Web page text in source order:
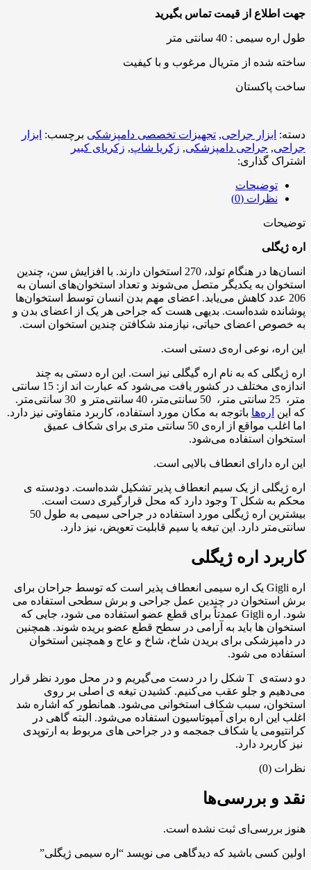
جهت اطلاع از قیمت تماس بگیرید
طول اره سیمی : 40 سانتی متر
ساخته شده از متریال مرغوب و با کیفیت
ساخت پاکستان
دسته: ابزار جراحی, تجهیزات تخصصی دامپزشکی برچسب: ابزار
جراحی, جراحی دامپزشکی, زکریا شاپ, زکریای کبیر
اشتراک گذاری:
توضیحات
نظرات (0)
توضیحات
اره ژیگلی
انسان‌ها در هنگام تولد، 270 استخوان دارند. با افزایش سن، چندین
استخوان به یکدیگر متصل می‌شوند و تعداد استخوان‌های انسان به
206 عدد کاهش می‌یابد. اعضای مهم بدن انسان توسط استخوان‌ها
پوشانده شده‌است. بدیهی هست که جراحی هر یک از اعضای بدن و
به خصوص اعضای حیاتی، نیازمند شکافتن چندین استخوان است.
این اره، نوعی اره‌ی دستی است.
اره ژیگلی که به نام اره گیگلی نیز است. این اره دستی به چند
اندازه‌ی مختلف در کشور یافت می‌شود که عبارت اند از: 15 سانتی
متر، 25 سانتی متر، 50 سانتی‌متر، 40 سانتی‌متر و 30 سانتی‌متر.
که این اره‌ها باتوجه به مکان مورد استفاده، کاربرد متفاوتی نیز دارد.
اما اغلب مواقع از اره‌ی 50 سانتی متری برای شکاف عمیق
استخوان استفاده می‌شود.
این اره دارای انعطاف بالایی است.
اره ژیگلی از یک سیم انعطاف پذیر تشکیل شده‌است. دودسته ی
محکم به شکل T وجود دارد که محل قرارگیری دست است.
بیشترین اره ژیگلی مورد استفاده در جراحی سیمی به طول 50
سانتی‌متر دارد. این تیغه یا سیم قابلیت تعویض، نیز دارد.
کاربرد اره ژیگلی
اره Gigli یک اره سیمی انعطاف پذیر است که توسط جراحان برای
برش استخوان در چندین عمل جراحی و برش سطحی استفاده می
شود. اره Gigli عمدتاً برای قطع عضو استفاده می شود، جایی که
استخوان ها باید به آرامی در سطح قطع عضو بریده شوند. همچنین
در دامپزشکی برای بریدن شاخ، شاخ و عاج و همچنین استخوان
استفاده می شود.
دو دسته‌ی T شکل را در دست می‌گیریم و در محل مورد نظر قرار
می‌دهیم و جلو عقب می‌کنیم. کشیدن تیغه ی اصلی بر روی
استخوان، سبب شکاف استخوانی می‌شود. همانطور که اشاره شد
اغلب این اره برای آمپوتاسیون استفاده می‌شود. البته گاهی در
کرانتیومی یا شکاف جمجمه و در جراحی های مربوط به ارتوپدی
نیز کاربرد دارد.
نظرات (0)
نقد و بررسی‌ها
هنوز بررسی‌ای ثبت نشده است.
اولین کسی باشید که دیدگاهی می نویسد “اره سیمی ژیگلی”